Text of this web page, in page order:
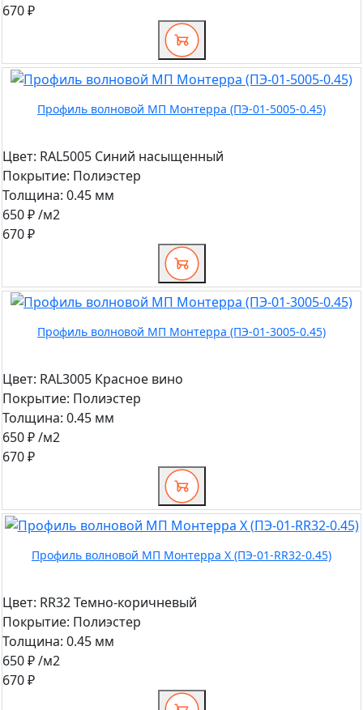
670 ₽
Профиль волновой МП Монтерра (ПЭ-01-5005-0.45)
Цвет: RAL5005 Синий насыщенный
Покрытие: Полиэстер
Толщина: 0.45 мм
650 ₽/м2
670 ₽
Профиль волновой МП Монтерра (ПЭ-01-3005-0.45)
Цвет: RAL3005 Красное вино
Покрытие: Полиэстер
Толщина: 0.45 мм
650 ₽/м2
670 ₽
Профиль волновой МП Монтерра X (ПЭ-01-RR32-0.45)
Цвет: RR32 Темно-коричневый
Покрытие: Полиэстер
Толщина: 0.45 мм
650 ₽/м2
670 ₽